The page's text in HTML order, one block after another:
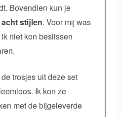
Bovendien kun je
acht stijlen. Voor mij was
niet kon beslissen
trosjes uit deze set
Ik kon ze
met de bijgeleverde